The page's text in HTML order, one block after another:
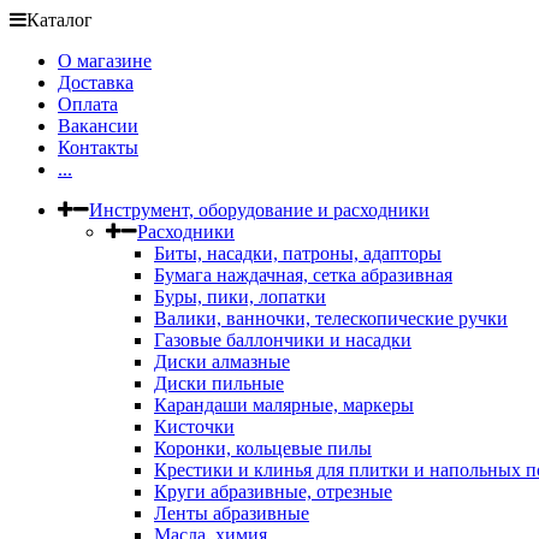
Каталог
О магазине
Доставка
Оплата
Вакансии
Контакты
...
Инструмент, оборудование и расходники
Расходники
Биты, насадки, патроны, адапторы
Бумага наждачная, сетка абразивная
Буры, пики, лопатки
Валики, ванночки, телескопические ручки
Газовые баллончики и насадки
Диски алмазные
Диски пильные
Карандаши малярные, маркеры
Кисточки
Коронки, кольцевые пилы
Крестики и клинья для плитки и напольных
Круги абразивные, отрезные
Ленты абразивные
Масла, химия